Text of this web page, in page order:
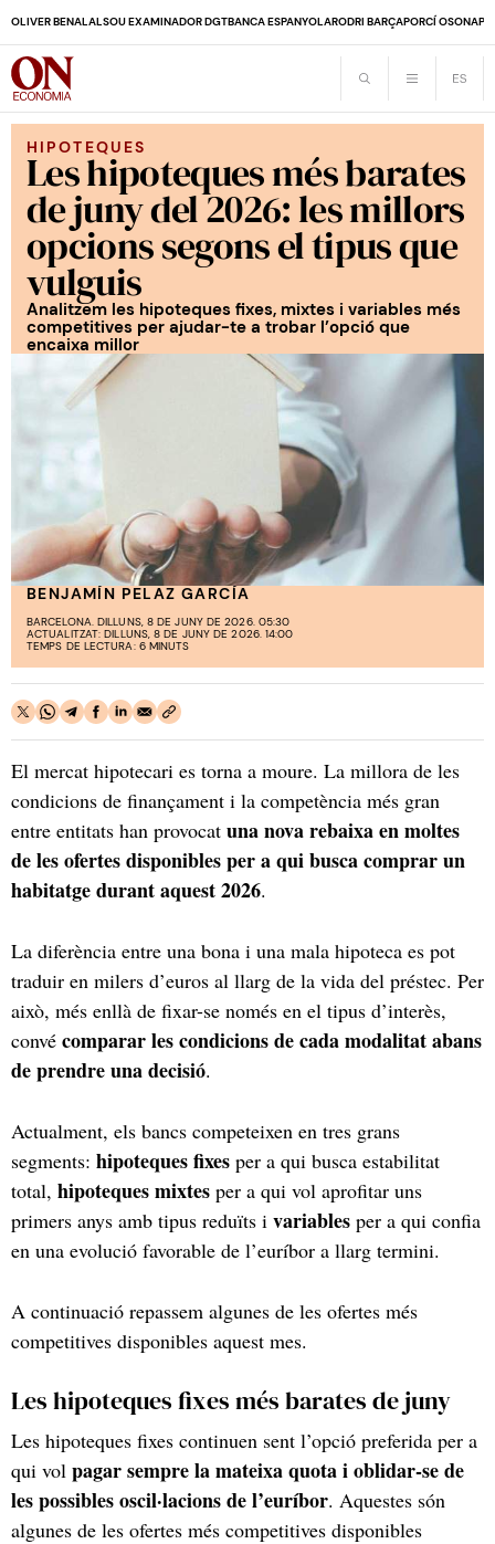
OLIVER BENALALSOU EXAMINADOR DGTBANCA ESPANYOLARODRI BARÇAPORCÍ OSONA
HIPOTEQUES
Les hipoteques més barates
de juny del 2026: les millors
opcions segons el tipus que
vulguis
Analitzem les hipoteques fixes, mixtes i variables més
competitives per ajudar-te a trobar l’opció que
encaixa millor
BENJAMÍN PELAZ GARCÍA
BARCELONA. DILLUNS, 8 DE JUNY DE 2026. 05:30
ACTUALITZAT: DILLUNS, 8 DE JUNY DE 2026. 14:00
TEMPS DE LECTURA: 6 MINUTS
El mercat hipotecari es torna a moure. La millora de les
condicions de finançament i la competència més gran
entre entitats han provocat una nova rebaixa en moltes
de les ofertes disponibles per a qui busca comprar un
habitatge durant aquest 2026.
La diferència entre una bona i una mala hipoteca es pot
traduir en milers d’euros al llarg de la vida del préstec. Per
això, més enllà de fixar-se només en el tipus d’interès,
convé comparar les condicions de cada modalitat abans
de prendre una decisió.
Actualment, els bancs competeixen en tres grans
segments: hipoteques fixes per a qui busca estabilitat
total, hipoteques mixtes per a qui vol aprofitar uns
primers anys amb tipus reduïts i variables per a qui confia
en una evolució favorable de l’euríbor a llarg termini.
A continuació repassem algunes de les ofertes més
competitives disponibles aquest mes.
Les hipoteques fixes més barates de juny
Les hipoteques fixes continuen sent l’opció preferida per a
qui vol pagar sempre la mateixa quota i oblidar-se de
les possibles oscil·lacions de l’euríbor. Aquestes són
algunes de les ofertes més competitives disponibles